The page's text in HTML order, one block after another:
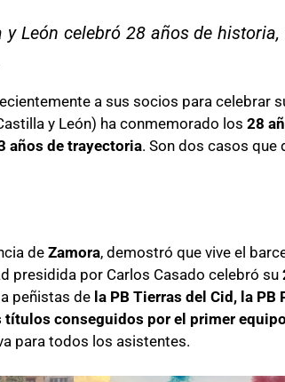
León celebró 28 años de
a sus socios para celebrar
y León) ha conmemorado los 28
años de trayectoria. Son dos casos que
de Zamora, demostró que vive el
presidida por Carlos Casado celebró su
peñistas de la PB Tierras del Cid, la
títulos conseguidos por el primer
para todos los asistentes.